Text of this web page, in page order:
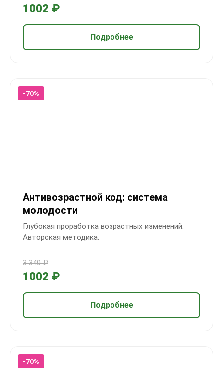
1002 ₽
Подробнее
-70%
Антивозрастной код: система
молодости
Глубокая проработка возрастных изменений.
Авторская методика.
3 340 ₽
1002 ₽
Подробнее
-70%